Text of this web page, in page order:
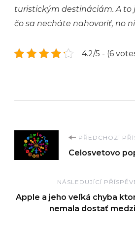
turistickým destináciám. A to
čo sa necháte nahovoriť, no
4.2/5 - (6
Navigace
příspěvku
PŘEDCHOZÍ
Celosvetovo
NÁSLEDUJÍCÍ
Apple a jeho veľká chyba
nemala dostať